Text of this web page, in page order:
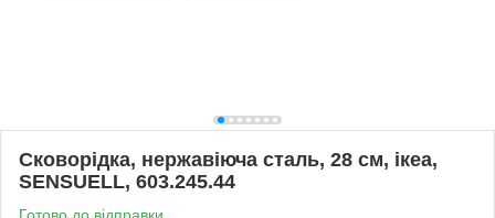
Сковорідка, нержавіюча сталь, 28 см, ікеа,
SENSUELL, 603.245.44
Готово до відправки